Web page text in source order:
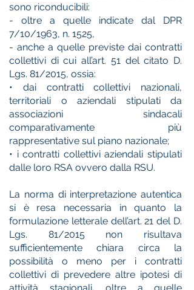
sono riconducibili:
- oltre a quelle indicate dal DPR
7/10/1963, n. 1525,
- anche a quelle previste dai contratti
collettivi di cui all’art. 51 del citato D.
Lgs. 81/2015, ossia:
• dai contratti collettivi nazionali,
territoriali o aziendali stipulati da
associazioni sindacali
comparativamente più
rappresentative sul piano nazionale;
• i contratti collettivi aziendali stipulati
dalle loro RSA ovvero dalla RSU.
La norma di interpretazione autentica
si è resa necessaria in quanto la
formulazione letterale dell’art. 21 del D.
Lgs. 81/2015 non risultava
sufficientemente chiara circa la
possibilità o meno per i contratti
collettivi di prevedere altre ipotesi di